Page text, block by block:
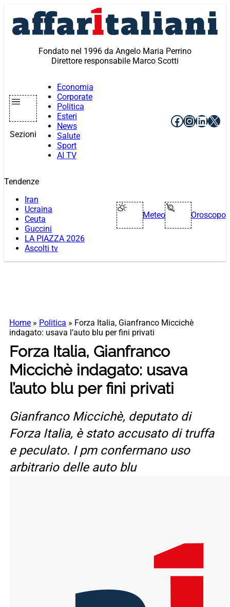
contenuto
Fondato nel 1996 da Angelo Maria Perrino
Direttore responsabile Marco Scotti
Sezioni
Economia
Corporate
Politica
Esteri
News
Salute
Sport
AI TV
Facebook
X
Tendenze
Iran
Ucraina
Ceuta
Guccini
LA PIAZZA 2026
Ascolti tv
Meteo Oroscopo
Home » Politica » Forza Italia, Gianfranco Miccichè
indagato: usava l’auto blu per fini privati
Forza Italia, Gianfranco
Miccichè indagato: usava
l’auto blu per fini privati
Gianfranco Miccichè, deputato di
Forza Italia, è stato accusato di truffa
e peculato. I pm confermano uso
arbitrario delle auto blu